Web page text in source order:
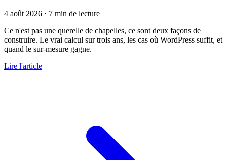
4 août 2026 · 7 min de lecture
Ce n'est pas une querelle de chapelles, ce sont deux façons de
construire. Le vrai calcul sur trois ans, les cas où WordPress suffit, et
quand le sur-mesure gagne.
Lire l'article